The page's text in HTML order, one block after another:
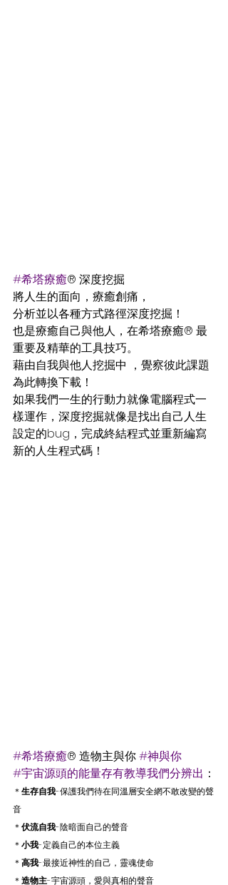
#希塔療癒® 深度挖掘
將人生的面向，療癒創痛，
分析並以各種方式路徑深度挖掘！
也是療癒自己與他人，在希塔療癒® 最
重要及精華的工具技巧。
藉由自我與他人挖掘中 ，覺察彼此課題
為此轉換下載！
如果我們一生的行動力就像電腦程式一
樣運作，深度挖掘就像是找出自己人生
設定的bug，完成終結程式並重新編寫
新的人生程式碼！
#希塔療癒® 造物主與你 #神與你
#宇宙源頭的能量存有教導我們分辨出 ：
＊生存自我-保護我們待在同溫層安全網不敢改變的聲
音
＊伏流自我-陰暗面自己的聲音
＊小我-定義自己的本位主義
＊高我-最接近神性的自己，靈魂使命
＊造物主-宇宙源頭，愛與真相的聲音